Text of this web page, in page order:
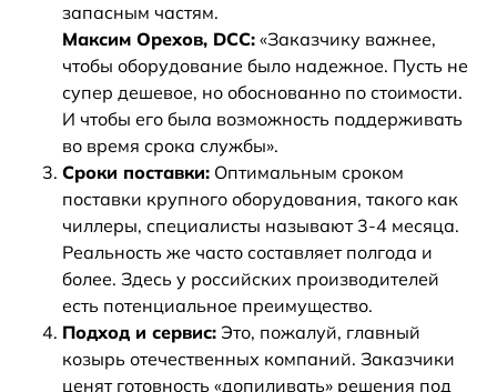
запасным частям.
Максим Орехов, DCC: «Заказчику важнее,
чтобы оборудование было надежное. Пусть не
супер дешевое, но обоснованно по стоимости.
И чтобы его была возможность поддерживать
во время срока службы».
Сроки поставки: Оптимальным сроком
поставки крупного оборудования, такого как
чиллеры, специалисты называют 3-4 месяца.
Реальность же часто составляет полгода и
более. Здесь у российских производителей
есть потенциальное преимущество.
Подход и сервис: Это, пожалуй, главный
козырь отечественных компаний. Заказчики
ценят готовность «допиливать» решения под